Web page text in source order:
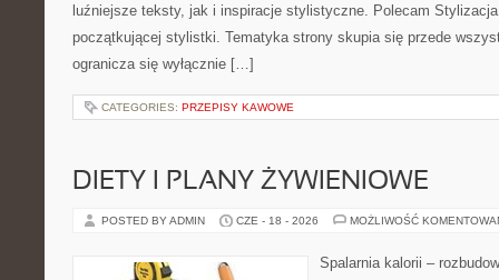
luźniejsze teksty, jak i inspiracje stylistyczne. Polecam
początkującej stylistki. Tematyka strony skupia się przede
ogranicza się wyłącznie […]
CATEGORIES: PRZEPISY KAWOWE
DIETY I PLANY ŻYWIENIOWE
POSTED BY ADMIN CZE - 18 - 2026 MOŻLIWOŚĆ
Spalarnia kalorii –